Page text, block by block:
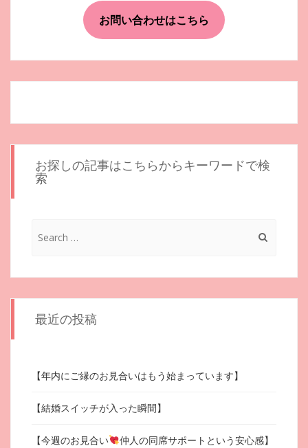
お問い合わせはこちら
お探しの記事はこちらからキーワードで検
索
最近の投稿
【年内にご縁のお見合いはもう始まっています】
【結婚スイッチが入った瞬間】
【今週のお見合い 仲人の同席サポートという安心感】